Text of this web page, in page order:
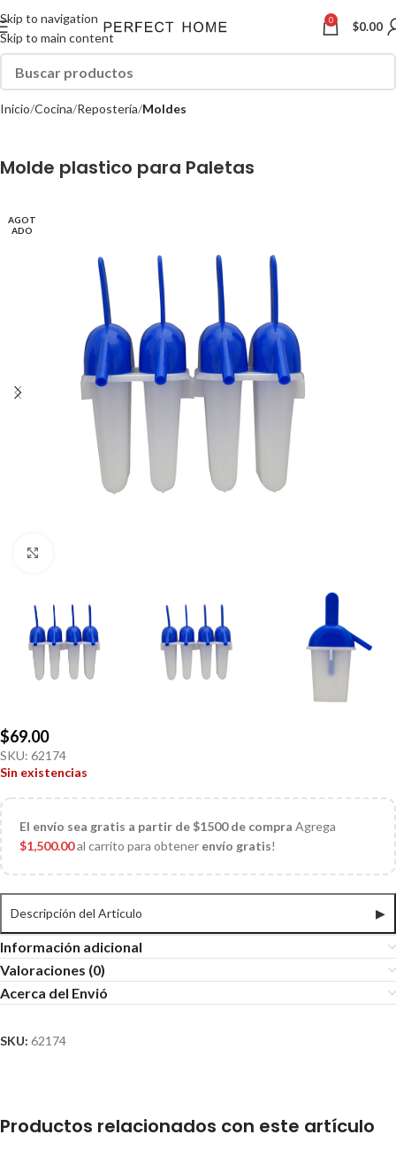
Skip to navigation
Skip to main content
0 $0.00
Inicio Cocina Repostería Moldes
Molde plastico para Paletas
AGOT
ADO
$69.00
SKU: 62174
Sin existencias
El envío sea gratis a partir de $1500 de compra Agrega
$1,500.00al carrito para obtener envío gratis!
Descripción del Articulo ▶
Información adicional
Valoraciones (0)
Acerca del Envió
SKU: 62174
Productos relacionados con este artículo